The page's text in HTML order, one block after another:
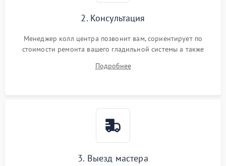
2. Консультация
Менеджер колл центра позвонит вам, сориентирует по
стоимости ремонта вашего гладильной системы а также
Подробнее
3. Выезд мастера